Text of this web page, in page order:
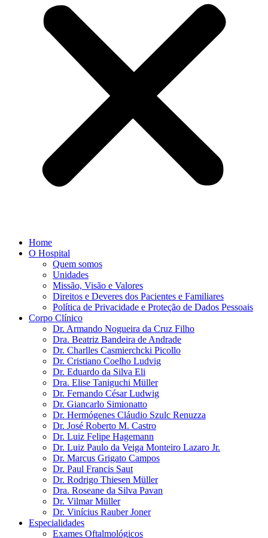
Home
O Hospital
Quem somos
Unidades
Missão, Visão e Valores
Direitos e Deveres dos Pacientes e Familiares
Política de Privacidade e Proteção de Dados Pessoais
Corpo Clínico
Dr. Armando Nogueira da Cruz Filho
Dra. Beatriz Bandeira de Andrade
Dr. Charlles Casmierchcki Picollo
Dr. Cristiano Coelho Ludvig
Dr. Eduardo da Silva Eli
Dra. Elise Taniguchi Müller
Dr. Fernando César Ludwig
Dr. Giancarlo Simionatto
Dr. Hermógenes Cláudio Szulc Renuzza
Dr. José Roberto M. Castro
Dr. Luiz Felipe Hagemann
Dr. Luiz Paulo da Veiga Monteiro Lazaro Jr.
Dr. Marcus Grigato Campos
Dr. Paul Francis Saut
Dr. Rodrigo Thiesen Müller
Dra. Roseane da Silva Pavan
Dr. Vilmar Müller
Dr. Vinícius Rauber Joner
Especialidades
Exames Oftalmológicos